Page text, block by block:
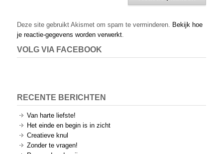
Deze site gebruikt Akismet om spam te verminderen. Bekijk hoe
je reactie-gegevens worden verwerkt.
VOLG VIA FACEBOOK
RECENTE BERICHTEN
Van harte liefste!
Het einde en begin is in zicht
Creatieve knul
Zonder te vragen!